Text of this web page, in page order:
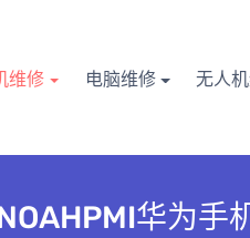
维修 电脑维修 无人
华为手